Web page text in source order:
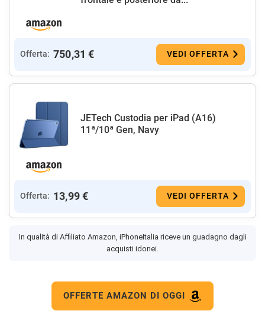
Offerta: 750,31 € VEDI OFFERTA
JETech Custodia per iPad (A16)
11ª/10ª Gen, Navy
Offerta: 13,99 € VEDI OFFERTA
In qualità di Affiliato Amazon, iPhoneItalia riceve un guadagno dagli
acquisti idonei.
OFFERTE AMAZON DI OGGI